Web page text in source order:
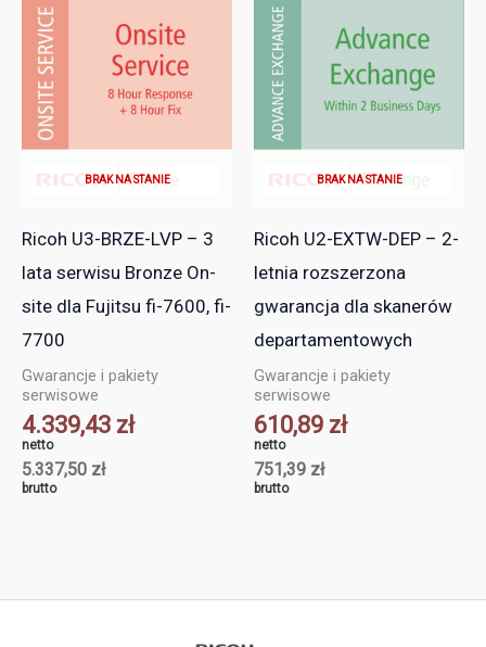
BRAK NA STANIE
Ricoh U3-BRZE-LVP – 3
lata serwisu Bronze On-
site dla Fujitsu fi-7600, fi-
7700
Gwarancje i pakiety
serwisowe
4.339,43 zł
netto
5.337,50 zł
brutto
BRAK NA STANIE
Ricoh U2-EXTW-DEP – 2-
letnia rozszerzona
gwarancja dla skanerów
departamentowych
Gwarancje i pakiety
serwisowe
610,89 zł
netto
751,39 zł
brutto